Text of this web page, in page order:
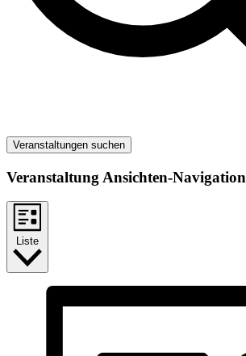
Veranstaltungen suchen
Veranstaltung Ansichten-Navigation
Liste